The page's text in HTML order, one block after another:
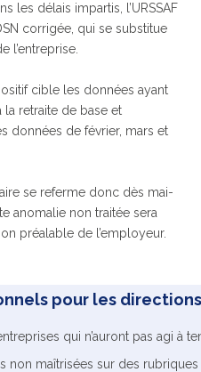
les délais impartis, l’URSSAF
corrigée, qui se substitue
l’entreprise.
cible les données ayant
retraite de base et
données de février, mars et
se referme donc dès mai-
anomalie non traitée sera
préalable de l’employeur.
pour les directions
qui n’auront pas agi à
non maîtrisées sur des